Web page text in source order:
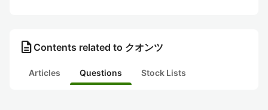
description Contents related to クオンツ
Articles Questions Stock Lists